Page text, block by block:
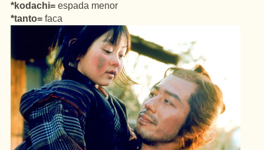
*kodachi= espada menor
*tanto= faca